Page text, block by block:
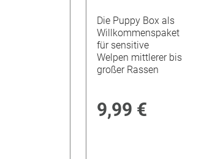
Die Puppy Box als
Willkommenspaket
für sensitive
Welpen mittlerer bis
großer Rassen
9,99 €